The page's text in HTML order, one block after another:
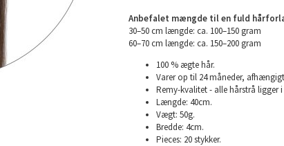
Anbefalet mængde til en fuld
30–50 cm længde: ca. 100–150 gram
60–70 cm længde: ca. 150–200 gram
100 % ægte hår.
Varer op til 24 måneder,
Remy-kvalitet - alle hårstrå ligger
Længde: 40cm.
Vægt: 50g.
Bredde: 4cm.
Pieces: 20 stykker.